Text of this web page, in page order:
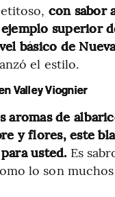
con sabor
superior
básico de
el estilo.
Valley Viognier
aromas de
y flores, este
usted. Es
lo son